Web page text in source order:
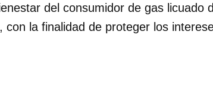
del consumidor de gas licuado
la finalidad de proteger los